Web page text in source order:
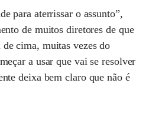
para aterrissar o assunto”,
de muitos diretores de que
cima, muitas vezes do
a usar que vai se resolver
deixa bem claro que não é